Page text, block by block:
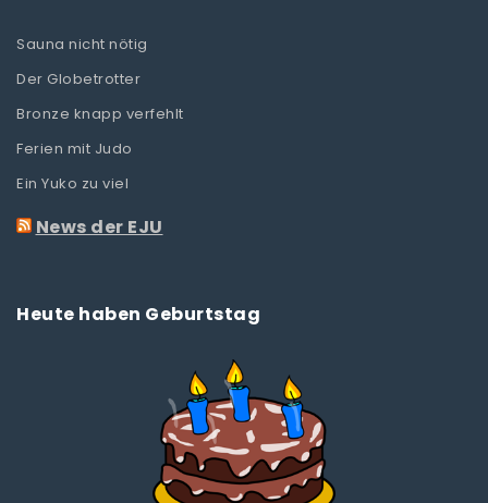
Sauna nicht nötig
Der Globetrotter
Bronze knapp verfehlt
Ferien mit Judo
Ein Yuko zu viel
News der EJU
Heute haben Geburtstag